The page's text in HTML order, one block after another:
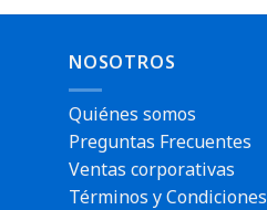
NOSOTROS
Quiénes somos
Preguntas Frecuentes
Ventas corporativas
Términos y Condiciones